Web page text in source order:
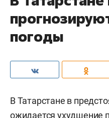
погоды
В Татарстане в
ожидается ухудшение